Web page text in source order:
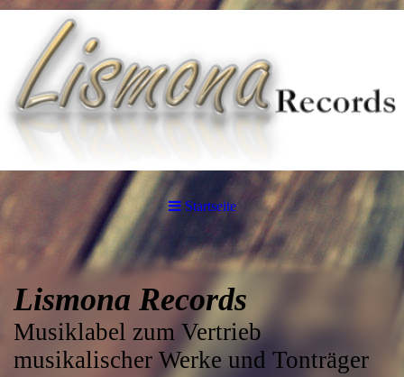
Startseite
Lismona Records
Musiklabel zum Vertrieb
musikalischer Werke und Tonträger